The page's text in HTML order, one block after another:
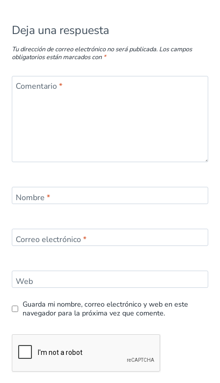
Deja una respuesta
Tu dirección de correo electrónico no será publicada. Los campos
obligatorios están marcados con *
Comentario *
Nombre *
Correo electrónico *
Web
Guarda mi nombre, correo electrónico y web en este
navegador para la próxima vez que comente.